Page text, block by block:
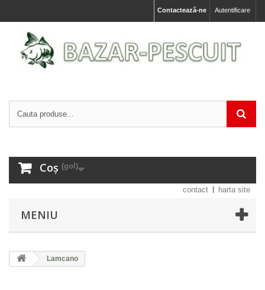
Autentificare
Contactează-ne
Coș (gol)
contact harta site
MENIU
Lamcano